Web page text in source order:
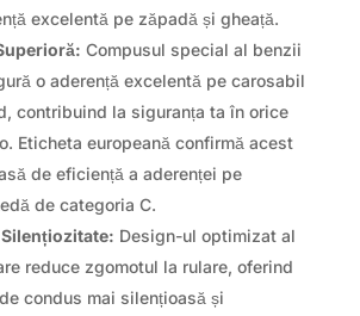
excelentă pe zăpadă și gheață.
Compusul special al benzii
o aderență excelentă pe carosabil
contribuind la siguranța ta în orice
Eticheta europeană confirmă acest
de eficiență a aderenței pe
de categoria C.
Design-ul optimizat al
reduce zgomotul la rulare, oferind
condus mai silențioasă și